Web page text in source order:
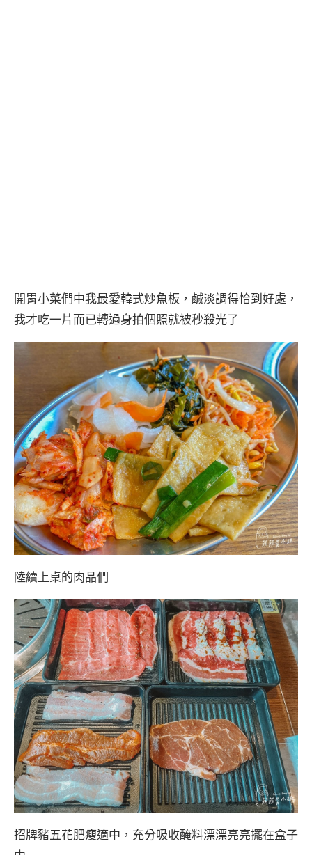
開胃小菜們中我最愛韓式炒魚板，鹹淡調得恰到好處，
我才吃一片而已轉過身拍個照就被秒殺光了
陸續上桌的肉品們
招牌豬五花肥瘦適中，充分吸收醃料漂漂亮亮擺在盒子